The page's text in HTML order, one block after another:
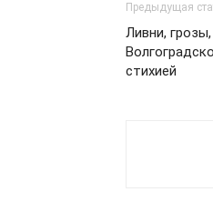
Предыдущая
Ливни,
стихией